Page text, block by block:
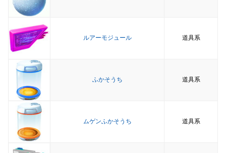
ルアーモジュール 道具系
ふかそうち 道具系
ムゲンふかそうち 道具系